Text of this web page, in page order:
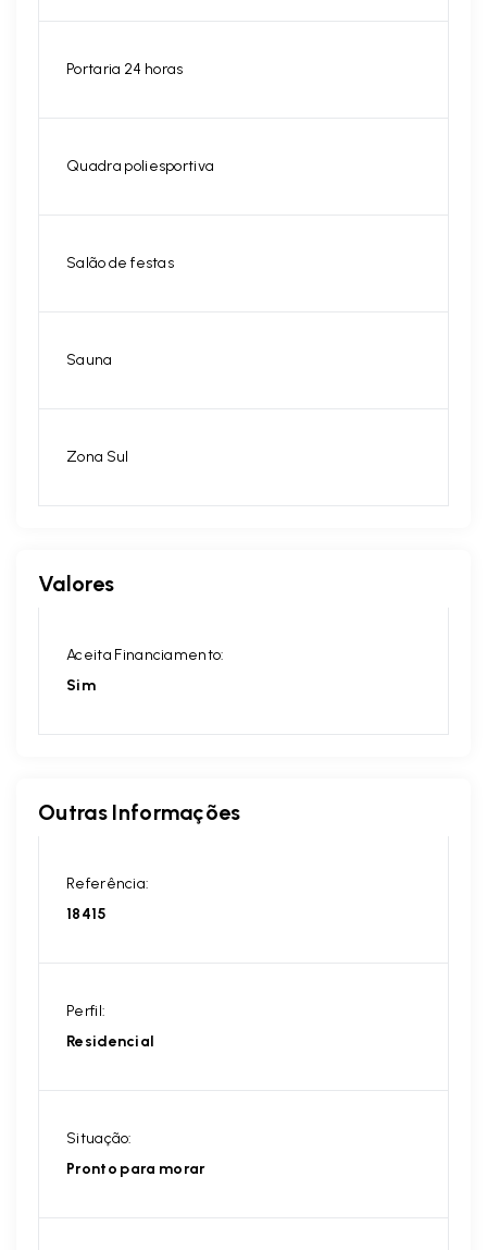
Portaria 24 horas
Quadra poliesportiva
Salão de festas
Sauna
Zona Sul
Valores
Aceita Financiamento:
Sim
Outras Informações
Referência:
18415
Perfil:
Residencial
Situação:
Pronto para morar